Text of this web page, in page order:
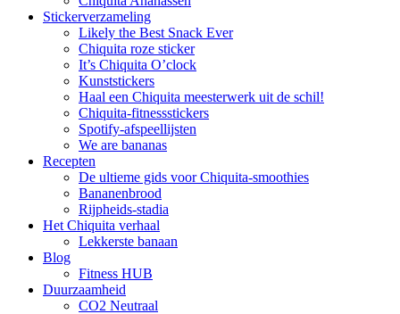
Stickerverzameling
Likely the Best Snack Ever
Chiquita roze sticker
It’s Chiquita O’clock
Kunststickers
Haal een Chiquita meesterwerk uit de schil!
Chiquita-fitnessstickers
Spotify-afspeellijsten
We are bananas
Recepten
De ultieme gids voor Chiquita-smoothies
Bananenbrood
Rijpheids-stadia
Het Chiquita verhaal
Lekkerste banaan
Blog
Fitness HUB
Duurzaamheid
CO2 Neutraal